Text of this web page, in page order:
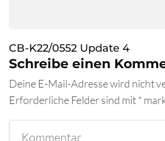
CB-K22/0552 Update 4
Schreibe einen
Deine E-Mail-Adresse wird nicht
Erforderliche Felder sind mit*